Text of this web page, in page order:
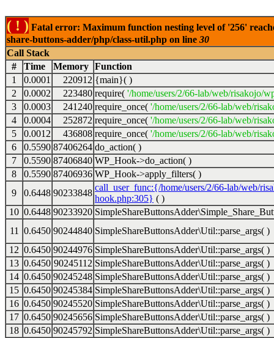
( ! ) Fatal error: Maximum function nesting level of '256'
share-buttons-adder/php/class-util.php on line 30
Call Stack
#
Time Memory Function
1
0.0001 220912 {main}( )
2
0.0002 223480 require( '/home/users/2/66-lab/web/risakojo/
3
0.0003 241240 require_once( '/home/users/2/66-lab/web/
4
0.0004 252872 require_once( '/home/users/2/66-lab/web/
5
0.0012 436808 require_once( '/home/users/2/66-lab/web/
6
0.5590 87406264 do_action( )
7
0.5590 87406840 WP_Hook->do_action( )
8
0.5590 87406936 WP_Hook->apply_filters( )
9
0.6448 90233848
call_user_func:{/home/users/2/66-lab/web/
hook.php:305} ( )
10 0.6448 90233920
11
0.6450 90244840 SimpleShareButtonsAdder\Util::parse_args( )
12 0.6450 90244976 SimpleShareButtonsAdder\Util::parse_args( )
13 0.6450 90245112 SimpleShareButtonsAdder\Util::parse_args( )
14 0.6450 90245248 SimpleShareButtonsAdder\Util::parse_args( )
15 0.6450 90245384 SimpleShareButtonsAdder\Util::parse_args( )
16 0.6450 90245520 SimpleShareButtonsAdder\Util::parse_args( )
17 0.6450 90245656 SimpleShareButtonsAdder\Util::parse_args( )
18 0.6450 90245792 SimpleShareButtonsAdder\Util::parse_args( )